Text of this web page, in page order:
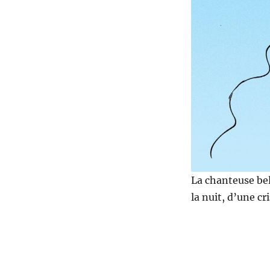
La chanteuse
la nuit, d’une